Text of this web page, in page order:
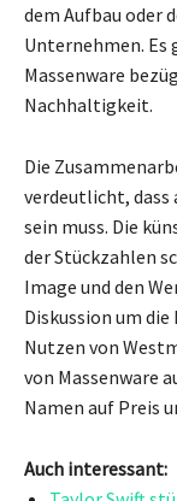
dem Aufbau oder
Unternehmen. Es
Massenware
Nachhaltigkeit.
Die
verdeutlicht, dass
sein muss. Die
der Stückzahlen
Image und den
Diskussion um
Nutzen von
von Massenware
Namen auf Preis
Auch interessant: